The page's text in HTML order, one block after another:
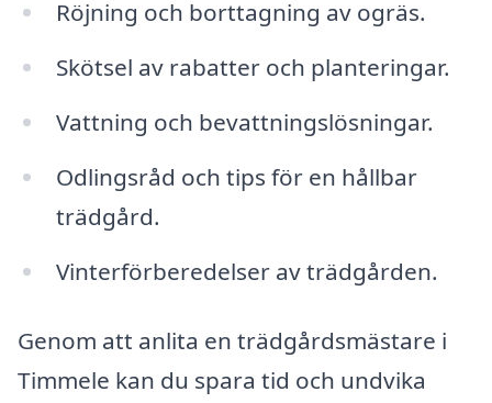
Röjning och borttagning av ogräs.
Skötsel av rabatter och planteringar.
Vattning och bevattningslösningar.
Odlingsråd och tips för en hållbar
trädgård.
Vinterförberedelser av trädgården.
Genom att anlita en trädgårdsmästare i
Timmele kan du spara tid och undvika